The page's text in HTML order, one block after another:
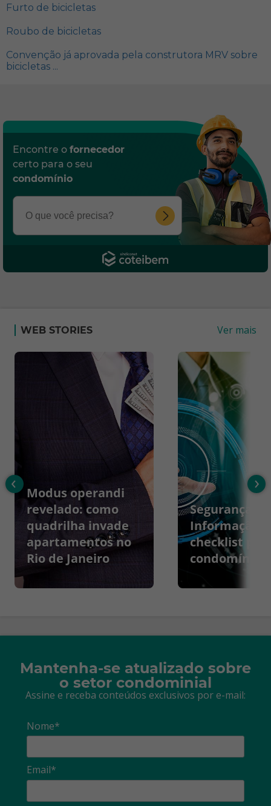
Furto de bicicletas
Roubo de bicicletas
Convenção já aprovada pela construtora MRV sobre
bicicletas ...
Encontre o fornecedor
certo para o seu
condomínio
WEB STORIES Ver mais
Modus operandi
revelado: como
quadrilha invade
apartamentos no
Rio de Janeiro
Segurança da
Informação:
checklist
condomínios
‹ ›
Mantenha-se atualizado sobre
o setor condominial
Assine e receba conteúdos exclusivos por e-mail:
Nome*
Email*